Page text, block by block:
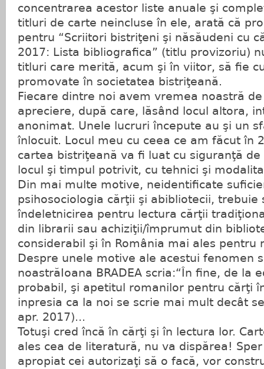
concentrarea acestor liste anuale şi
titluri de carte neincluse în ele, arată că
pentru “Scriitori bistriţeni şi năsăudeni cu
2017: Lista bibliografica” (titlu provizoriu)
titluri care merită, acum şi în viitor, să fie
promovate în societatea bistriţeană.
Fiecare dintre noi avem vremea noastră
apreciere, după care, lăsând locul altora,
anonimat. Unele lucruri începute au şi un
înlocuit. Locul meu cu ceea ce am făcut în
cartea bistriţeană va fi luat cu siguranţă
locul şi timpul potrivit, cu tehnici şi
Din mai multe motive, neidentificate
psihosociologia cărţii şi abibliotecii, trebuie
îndeletnicirea pentru lectura cărţii
din librarii sau achiziţii/împrumut din
considerabil şi în România mai ales pentru
Despre unele motive ale acestui fenomen
noastrăIoana BRADEA scria:“În fine, de la
probabil, şi apetitul romanilor pentru cărţi
inpresia ca la noi se scrie mai mult decât
apr. 2017)...
Totuşi cred încă în cărţi şi în lectura lor.
ales cea de literatură, nu va dispărea!
apropiat cei autorizaţi să o facă, vor